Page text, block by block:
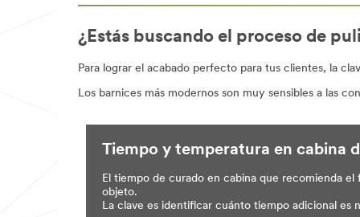
¿Estás buscando el proceso de
Para lograr el acabado perfecto para tus clientes, la
Los barnices más modernos son muy sensibles a las
Tiempo y temperatura en cabina
El tiempo de curado en cabina que recomienda
objeto.
La clave es identificar cuánto tiempo adicional es